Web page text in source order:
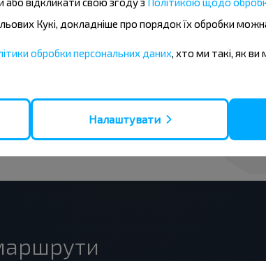
дешевше?
INFOBUS. Підпишись
Підписатися
Кукі, докладніше про порядок їх обробки
обробки персональних даних, хто ми такі, як
Налаштувати